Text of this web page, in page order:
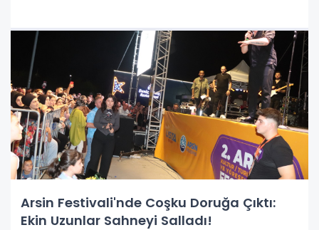
Arsin Festivali'nde Coşku Doruğa Çıktı:
Ekin Uzunlar Sahneyi Salladı!